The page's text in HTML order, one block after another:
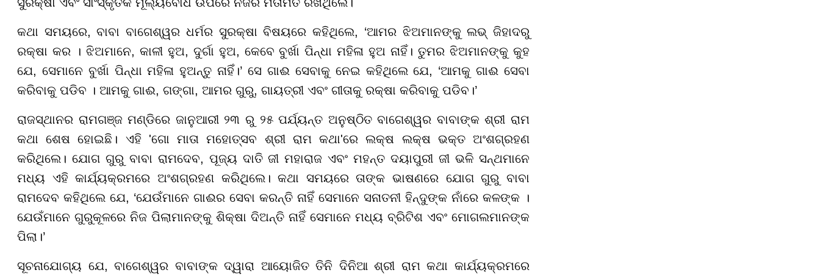
କଥା ସମୟରେ, ବାବା ବାଗେଶ୍ୱର ଧର୍ମର ସୁରକ୍ଷା ବିଷୟରେ କହିଥିଲେ, ‘ଆମର ଝିଅମାନଙ୍କୁ ଲଭ୍ ଜିହାଦରୁ
ରକ୍ଷା କର । ଝିଅମାନେ, କାଳୀ ହୁଅ, ଦୁର୍ଗା ହୁଅ, କେବେ ବୁର୍ଖା ପିନ୍ଧା ମହିଳା ହୁଅ ନାହିଁ। ତୁମର ଝିଅମାନଙ୍କୁ କୁହ
ଯେ, ସେମାନେ ବୁର୍ଖା ପିନ୍ଧା ମହିଳା ହୁଅନ୍ତୁ ନାହିଁ।’ ସେ ଗାଈ ସେବାକୁ ନେଇ କହିଥିଲେ ଯେ, ‘ଆମକୁ ଗାଈ ସେବା
କରିବାକୁ ପଡିବ । ଆମକୁ ଗାଈ, ଗଙ୍ଗା, ଆମର ଗୁରୁ, ଗାୟତ୍ରୀ ଏବଂ ଗୀତାକୁ ରକ୍ଷା କରିବାକୁ ପଡିବ।’
ରାଜସ୍ଥାନର ରାମଗଞ୍ଜ ମଣ୍ଡିରେ ଜାନୁଆରୀ ୨୩ ରୁ ୨୫ ପର୍ଯ୍ୟନ୍ତ ଅନୁଷ୍ଠିତ ବାଗେଶ୍ୱର ବାବାଙ୍କ ଶ୍ରୀ ରାମ
କଥା ଶେଷ ହୋଇଛି। ଏହି 'ଗୋ ମାତା ମହୋତ୍ସବ ଶ୍ରୀ ରାମ କଥା'ରେ ଲକ୍ଷ ଲକ୍ଷ ଭକ୍ତ ଅଂଶଗ୍ରହଣ
କରିଥିଲେ। ଯୋଗ ଗୁରୁ ବାବା ରାମଦେବ, ପୂଜ୍ୟ ଦାତି ଜୀ ମହାରାଜ ଏବଂ ମହନ୍ତ ଦୟାପୁରୀ ଜୀ ଭଳି ସନ୍ଥମାନେ
ମଧ୍ୟ ଏହି କାର୍ଯ୍ୟକ୍ରମରେ ଅଂଶଗ୍ରହଣ କରିଥିଲେ। କଥା ସମୟରେ ତାଙ୍କ ଭାଷଣରେ ଯୋଗ ଗୁରୁ ବାବା
ରାମଦେବ କହିଥିଲେ ଯେ, ‘ଯେଉଁମାନେ ଗାଈର ସେବା କରନ୍ତି ନାହିଁ ସେମାନେ ସନାତନୀ ହିନ୍ଦୁଙ୍କ ନାଁରେ କଳଙ୍କ ।
ଯେଉଁମାନେ ଗୁରୁକୂଳରେ ନିଜ ପିଲାମାନଙ୍କୁ ଶିକ୍ଷା ଦିଅନ୍ତି ନାହିଁ ସେମାନେ ମଧ୍ୟ ବ୍ରିଟିଶ ଏବଂ ମୋଗଲମାନଙ୍କ
ପିଲା।’
ସୂଚନାଯୋଗ୍ୟ ଯେ, ବାଗେଶ୍ୱର ବାବାଙ୍କ ଦ୍ୱାରା ଆୟୋଜିତ ତିନି ଦିନିଆ ଶ୍ରୀ ରାମ କଥା କାର୍ଯ୍ୟକ୍ରମରେ